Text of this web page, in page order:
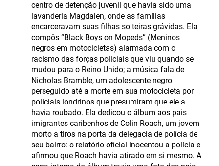
centro de detenção juvenil que havia sido uma
lavanderia Magdalen, onde as famílias
encarceravam suas filhas solteiras grávidas. Ela
compôs “Black Boys on Mopeds” (Meninos
negros em motocicletas) alarmada com o
racismo das forças policiais que viu quando se
mudou para o Reino Unido; a música fala de
Nicholas Bramble, um adolescente negro
perseguido até a morte em sua motocicleta por
policiais londrinos que presumiram que ele a
havia roubado. Ela dedicou o álbum aos pais
imigrantes caribenhos de Colin Roach, um jovem
morto a tiros na porta da delegacia de polícia de
seu bairro: o relatório oficial inocentou a polícia e
afirmou que Roach havia atirado em si mesmo. A